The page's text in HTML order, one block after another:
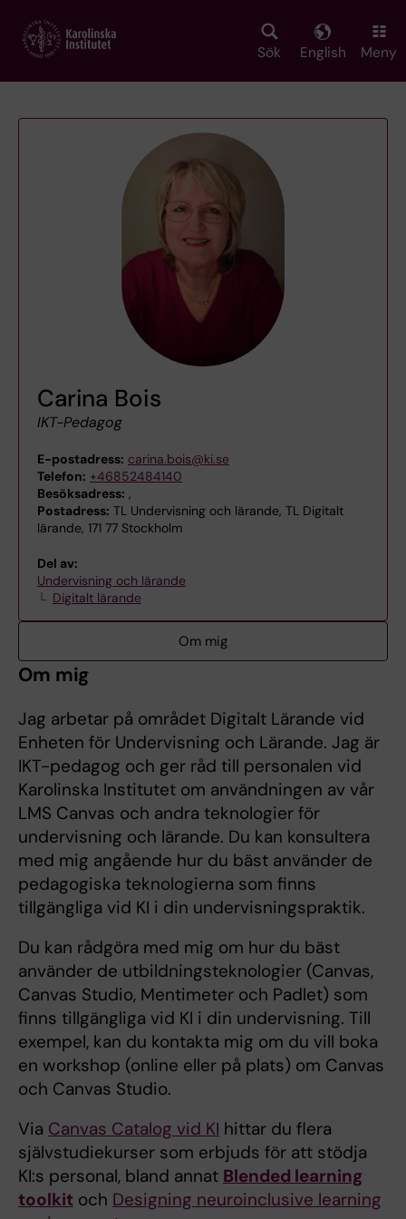
main
Sök English Meny
Carina Bois
IKT-Pedagog
E-postadress: carina.bois@ki.se
Telefon: +46852484140
Besöksadress: ,
Postadress: TL Undervisning och lärande, TL Digitalt
lärande, 171 77 Stockholm
Del av:
Undervisning och lärande
Digitalt lärande
Om mig
Om mig
Jag arbetar på området Digitalt Lärande vid
Enheten för Undervisning och Lärande. Jag är
IKT-pedagog och ger råd till personalen vid
Karolinska Institutet om användningen av vår
LMS Canvas och andra teknologier för
undervisning och lärande. Du kan konsultera
med mig angående hur du bäst använder de
pedagogiska teknologierna som finns
tillgängliga vid KI i din undervisningspraktik.
Du kan rådgöra med mig om hur du bäst
använder de utbildningsteknologier (Canvas,
Canvas Studio, Mentimeter och Padlet) som
finns tillgängliga vid KI i din undervisning. Till
exempel, kan du kontakta mig om du vill boka
en workshop (online eller på plats) om Canvas
och Canvas Studio.
Via Canvas Catalog vid KI hittar du flera
självstudiekurser som erbjuds för att stödja
KI:s personal, bland annat Blended learning
toolkit och Designing neuroinclusive learning